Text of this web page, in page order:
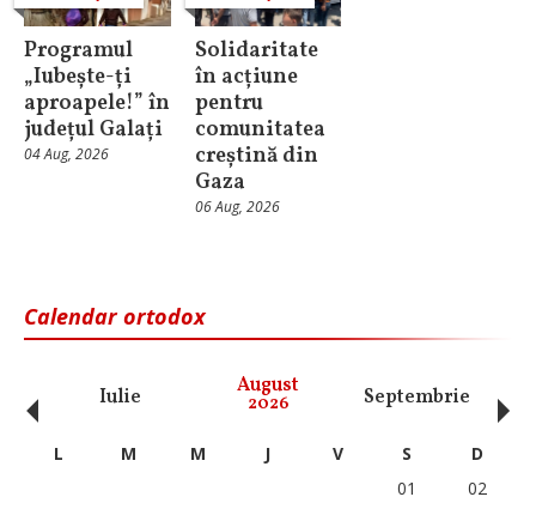
Programul
„Iubește-ți
aproapele!” în
județul Galați
04 Aug, 2026
Solidaritate
în acțiune
pentru
comunitatea
creștină din
Gaza
06 Aug, 2026
Calendar ortodox
Iulie August
2026 Septembrie
‹ L M M J V S
D
01
02